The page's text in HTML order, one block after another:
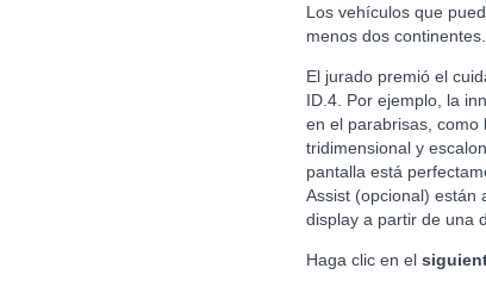
Los vehículos que
menos dos continentes.
El jurado premió el
ID.4. Por ejemplo, la
en el parabrisas, como
tridimensional y
pantalla está
Assist (opcional) están
display a partir de una
Haga clic en el